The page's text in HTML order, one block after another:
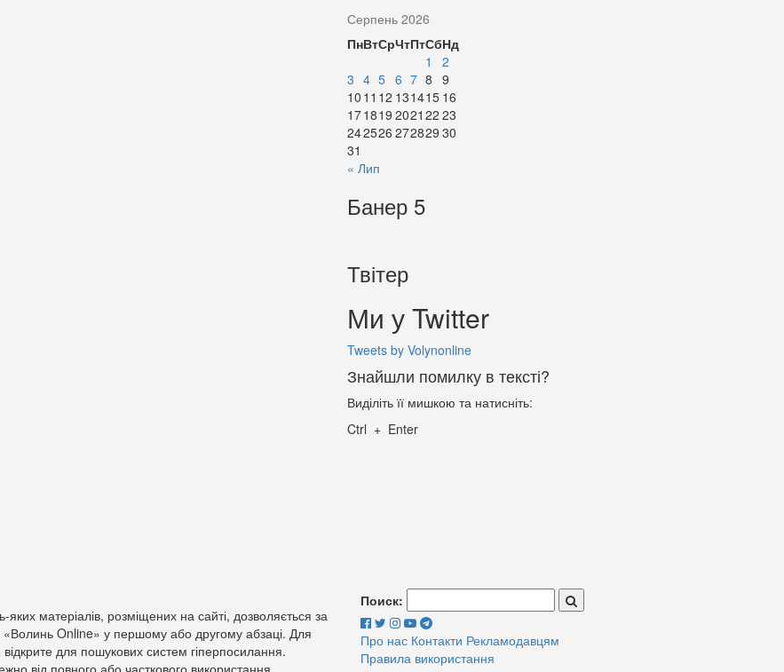
Серпень 2026
ПнВтСрЧтПтСбНд
1
2
3 4 5 6 7 8 9
10 11 12 131415 16
171819 2021 22 23
242526 272829 30
31
« Лип
Банер 5
Твітер
Ми у Twitter
Tweets by Volynonline
Знайшли помилку в тексті?
Виділіть її мишкою та натисніть:
Ctrl + Enter
матеріалів, розміщених на сайті, дозволяється за
Online» у першому або другому абзаці. Для
для пошукових систем гіперпосилання.
Поиск:
Про нас Контакти Рекламодавцям
Правила використання